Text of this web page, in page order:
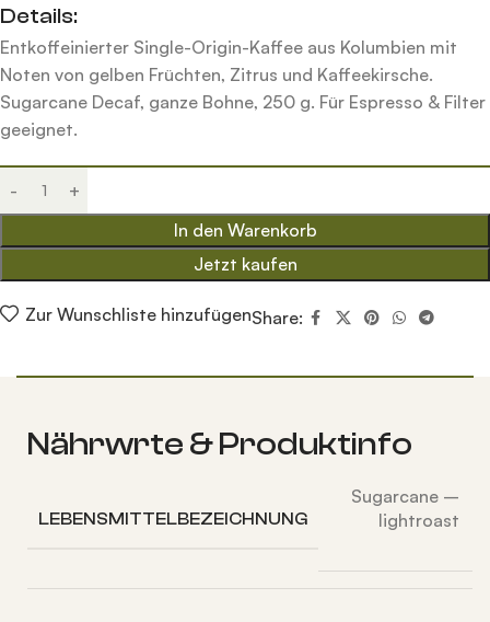
Details:
Entkoffeinierter Single-Origin-Kaffee aus Kolumbien mit
Noten von gelben Früchten, Zitrus und Kaffeekirsche.
Sugarcane Decaf, ganze Bohne, 250 g. Für Espresso & Filter
geeignet.
In den Warenkorb
Jetzt kaufen
Zur Wunschliste hinzufügenShare:
Nährwrte & Produktinfo
LEBENSMITTELBEZEICHNUNG
Sugarcane –
lightroast